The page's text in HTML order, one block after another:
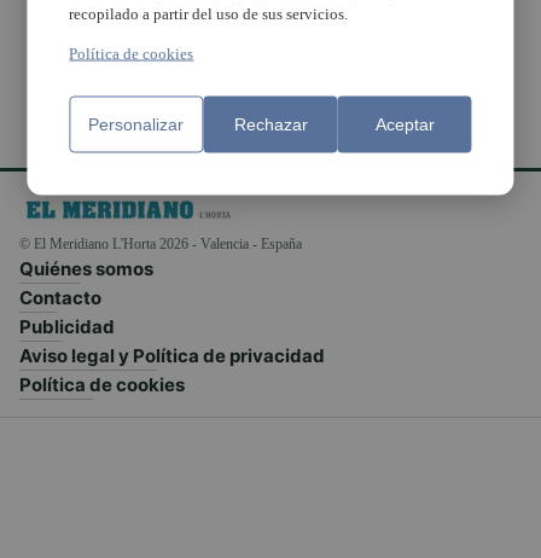
© El Meridiano L'Horta 2026 - Valencia - España
Quiénes somos
Contacto
Publicidad
Aviso legal y Política de privacidad
Política de cookies
recopilado a partir del uso de sus servicios.
Política de cookies
Personalizar Rechazar Aceptar